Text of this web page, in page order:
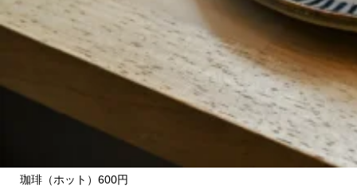
珈琲（ホット）600円